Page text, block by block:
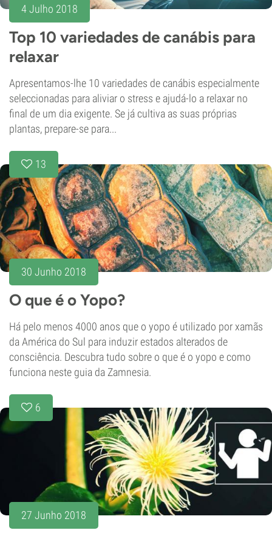
4 Julho 2018
Top 10 variedades de canábis para
relaxar
Apresentamos-lhe 10 variedades de canábis especialmente
seleccionadas para aliviar o stress e ajudá-lo a relaxar no
final de um dia exigente. Se já cultiva as suas próprias
plantas, prepare-se para...
13
30 Junho 2018
O que é o Yopo?
Há pelo menos 4000 anos que o yopo é utilizado por xamãs
da América do Sul para induzir estados alterados de
consciência. Descubra tudo sobre o que é o yopo e como
funciona neste guia da Zamnesia.
6
27 Junho 2018